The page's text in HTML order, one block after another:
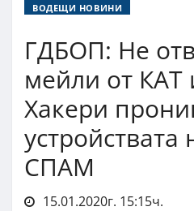
ВОДЕЩИ НОВИНИ
ГДБОП: Не
мейли от
Хакери
устройствата
СПАМ
15.01.2020г. 15:15ч.